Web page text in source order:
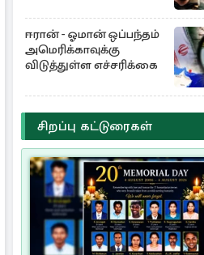
ஈரான் - ஓமான் ஒப்பந்தம்
அமெரிக்காவுக்கு
விடுத்துள்ள எச்சரிக்கை
சிறப்பு கட்டுரைகள்